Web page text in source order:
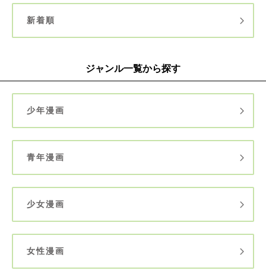
新着順
ジャンル一覧から探す
少年漫画
青年漫画
少女漫画
女性漫画